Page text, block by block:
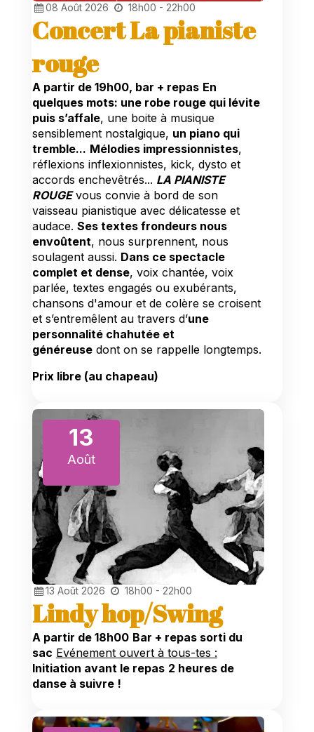
08 Août 2026 18h00 - 22h00
Concert La pianiste
rouge
A partir de19h00, bar + repas En
quelques mots: une robe rouge qui lévite
puis s’affale, une boite à musique
sensiblement nostalgique, un piano qui
tremble... Mélodies impressionnistes,
réflexions inflexionnistes, kick, dysto et
accords enchevêtrés... LA PIANISTE
ROUGEvous convie à bord de son
vaisseau pianistique avec délicatesse et
audace. Ses textes frondeurs nous
envoûtent, nous surprennent, nous
soulagent aussi. Dans ce spectacle
complet et dense, voix chantée, voix
parlée, textes engagés ou exubérants,
chansons d'amour et de colère se croisent
et s’entremêlent au travers d’une
personnalité chahutée et
généreusedont on se rappelle longtemps.
Prix libre (au chapeau)
13
Août
13 Août 2026 18h00 - 22h00
Lindy hop/Swing
A partir de 18h00 Bar + repas sorti du
sac Evénement ouvert à tous-tes :
Initiation avant le repas 2 heures de
danse à suivre !